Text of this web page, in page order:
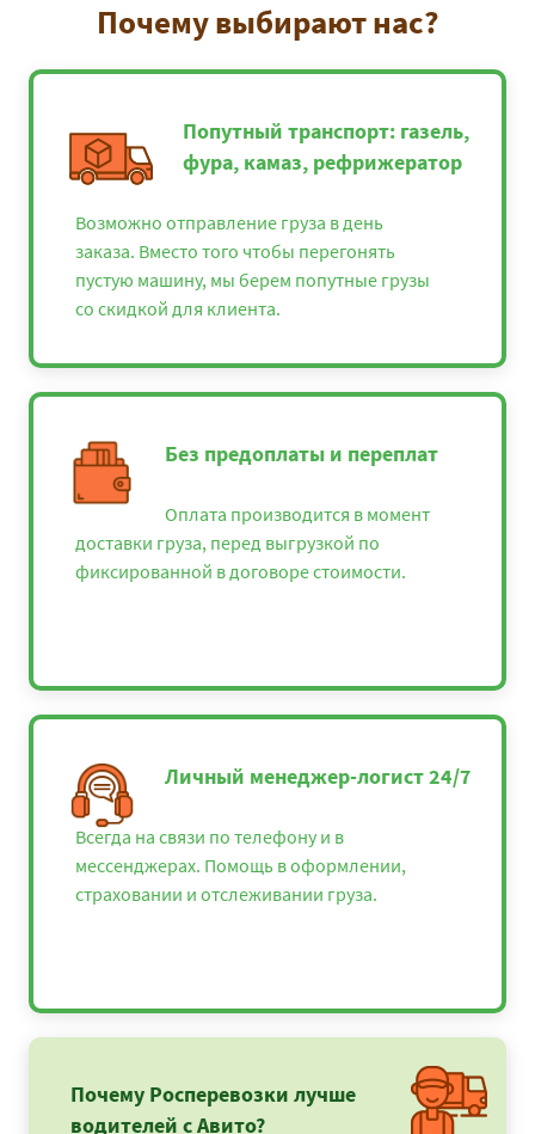
Почему выбирают нас?
Попутный транспорт: газель,
фура, камаз, рефрижератор
Возможно отправление груза в день
заказа. Вместо того чтобы перегонять
пустую машину, мы берем попутные грузы
со скидкой для клиента.
Без предоплаты и переплат
Оплата производится в момент
доставки груза, перед выгрузкой по
фиксированной в договоре стоимости.
Личный менеджер-логист 24/7
Всегда на связи по телефону и в
мессенджерах. Помощь в оформлении,
страховании и отслеживании груза.
Почему Росперевозки лучше
водителей с Авито?